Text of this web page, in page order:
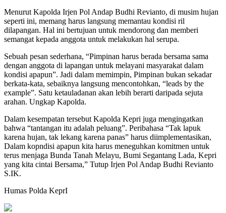
Menurut Kapolda Irjen Pol Andap Budhi Revianto, di musim hujan
seperti ini, memang harus langsung memantau kondisi ril
dilapangan. Hal ini bertujuan untuk mendorong dan memberi
semangat kepada anggota untuk melakukan hal serupa.
Sebuah pesan sederhana, “Pimpinan harus berada bersama sama
dengan anggota di lapangan untuk melayani masyarakat dalam
kondisi apapun”. Jadi dalam memimpin, Pimpinan bukan sekadar
berkata-kata, sebaiknya langsung mencontohkan, “leads by the
example”. Satu ketauladanan akan lebih berarti daripada sejuta
arahan. Ungkap Kapolda.
Dalam kesempatan tersebut Kapolda Kepri juga mengingatkan
bahwa “tantangan itu adalah peluang”. Peribahasa “Tak lapuk
karena hujan, tak lekang karena panas” harus diimplementasikan,
Dalam kopndisi apapun kita harus meneguhkan komitmen untuk
terus menjaga Bunda Tanah Melayu, Bumi Segantang Lada, Kepri
yang kita cintai Bersama,” Tutup Irjen Pol Andap Budhi Revianto
S.IK.
Humas Polda KeprI